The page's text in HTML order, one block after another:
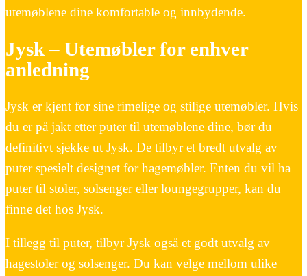
utemøblene dine komfortable og innbydende.
Jysk – Utemøbler for enhver
anledning
Jysk er kjent for sine rimelige og stilige utemøbler. Hvis
du er på jakt etter puter til utemøblene dine, bør du
definitivt sjekke ut Jysk. De tilbyr et bredt utvalg av
puter spesielt designet for hagemøbler. Enten du vil ha
puter til stoler, solsenger eller loungegrupper, kan du
finne det hos Jysk.
I tillegg til puter, tilbyr Jysk også et godt utvalg av
hagestoler og solsenger. Du kan velge mellom ulike